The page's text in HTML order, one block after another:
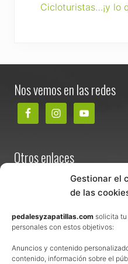
Gestionar el
de las
pedalesyzapatillas.com solicita
personales con estos objetivos:
Anuncios y contenido
contenido, información sobre el
Cicloturistas…¡y lo
Nos vemos en las redes
Otros enlaces
Términos y condiciones
Política de privacidad
Política de cookies